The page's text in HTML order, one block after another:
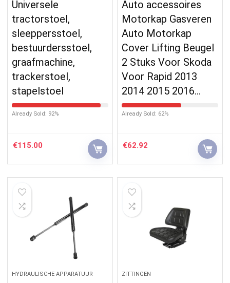
Universele
tractorstoel,
sleeppersstoel,
bestuurdersstoel,
graafmachine,
trackerstoel,
stapelstoel
Already Sold: 92%
€115.00
Auto accessoires
Motorkap Gasveren
Auto Motorkap
Cover Lifting Beugel
2 Stuks Voor Skoda
Voor Rapid 2013
2014 2015 2016…
Already Sold: 62%
€62.92
HYDRAULISCHE APPARATUUR ZITTINGEN